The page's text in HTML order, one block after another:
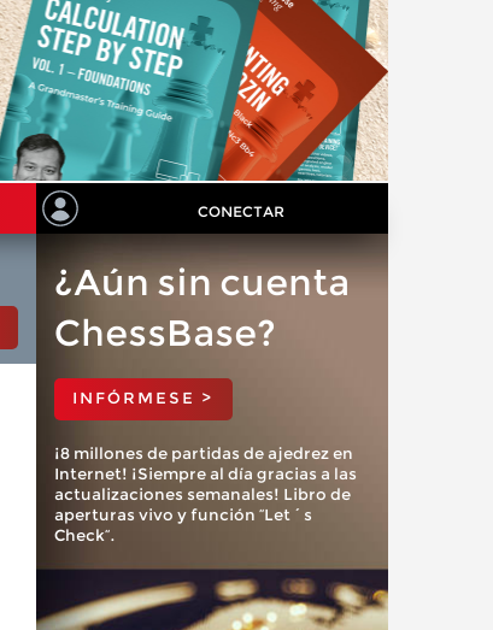
CONECTAR
¿Aún sin cuenta
ChessBase?
INFÓRMESE >
¡8 millones de partidas de ajedrez en
Internet! ¡Siempre al día gracias a las
actualizaciones semanales! Libro de
aperturas vivo y función “Let´s
Check”.